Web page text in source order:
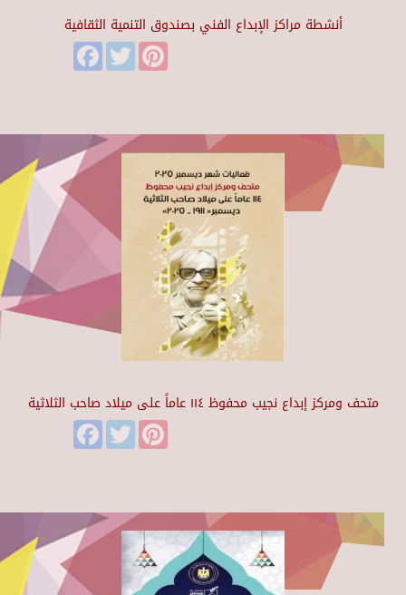
أنشطة مراكز الإبداع الفني بصندوق التنمية الثقافية
FacebookTwitter
متحف ومركز إبداع نجيب محفوظ ١١٤ عاماً على ميلاد صاحب الثلاثية
FacebookTwitter